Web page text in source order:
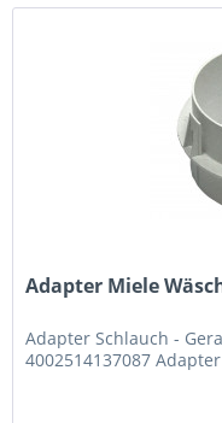
Adapter Miele
Adapter Schlauch -
4002514137087